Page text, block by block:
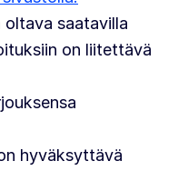
oltava saatavilla
on liitettävä
hyväksyttävä